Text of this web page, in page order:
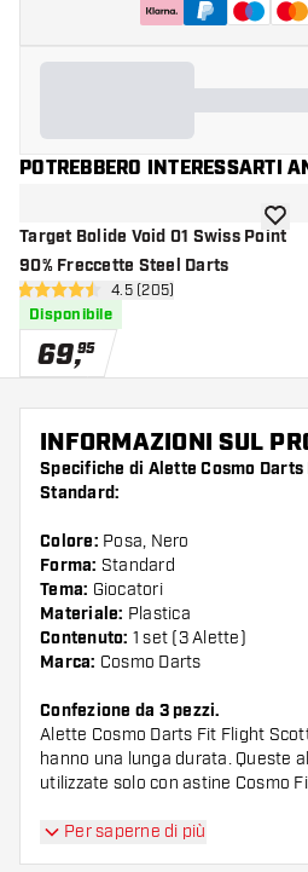
POTREBBERO INTERESSARTI
Target Bolide Void 01 Swiss Point
90% Freccette Steel Darts
apri pannello recensioni
4.5 stelle di valutazione
4.5 (205)
Disponibile
69,95
INFORMAZIONI SUL
Specifiche di Alette Cosmo
Standard:
Colore: Posa, Nero
Forma: Standard
Tema: Giocatori
Materiale: Plastica
Contenuto: 1 set (3 Alette)
Marca: Cosmo Darts
Confezione da 3 pezzi.
Alette Cosmo Darts Fit Flight
hanno una lunga durata. Queste
utilizzate solo con astine Cosmo
Suggerimento di Dartshopper!
Per saperne di più